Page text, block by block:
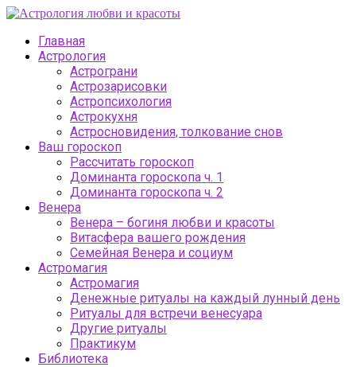
Главная
Астрология
Астрограни
Астрозарисовки
Астропсихология
Астрокухня
Астросновидения, толкование снов
Ваш гороскоп
Рассчитать гороскоп
Доминанта гороскопа ч. 1
Доминанта гороскопа ч. 2
Венера
Венера – богиня любви и красоты
Витасфера вашего рождения
Семейная Венера и социум
Астромагия
Астромагия
Денежные ритуалы на каждый лунный день
Ритуалы для встречи венесуара
Другие ритуалы
Практикум
Библиотека